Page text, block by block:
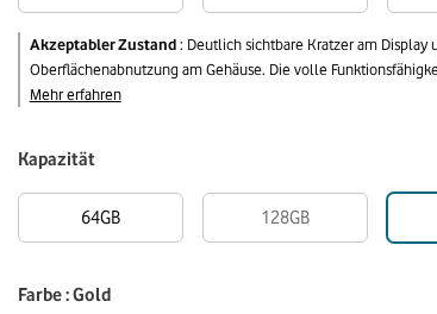
Akzeptabler Zustand: Deutlich sichtbare Kratzer am
Oberflächenabnutzung am Gehäuse. Die volle
Mehr erfahren
Kapazität
64GB 128GB
Farbe : Gold